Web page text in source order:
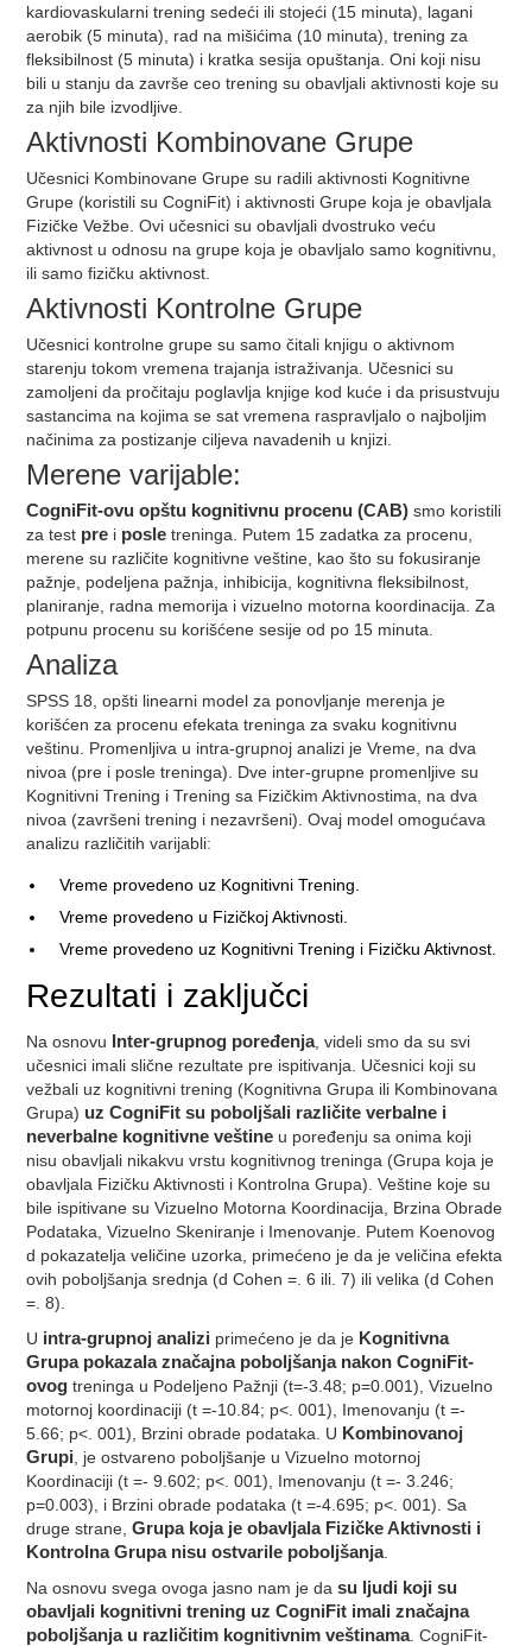
kardiovaskularni trening sedeći ili stojeći (15 minuta), lagani
aerobik (5 minuta), rad na mišićima (10 minuta), trening za
fleksibilnost (5 minuta) i kratka sesija opuštanja. Oni koji nisu
bili u stanju da završe ceo trening su obavljali aktivnosti koje su
za njih bile izvodljive.
Aktivnosti Kombinovane Grupe
Učesnici Kombinovane Grupe su radili aktivnosti Kognitivne
Grupe (koristili su CogniFit) i aktivnosti Grupe koja je obavljala
Fizičke Vežbe. Ovi učesnici su obavljali dvostruko veću
aktivnost u odnosu na grupe koja je obavljalo samo kognitivnu,
ili samo fizičku aktivnost.
Aktivnosti Kontrolne Grupe
Učesnici kontrolne grupe su samo čitali knjigu o aktivnom
starenju tokom vremena trajanja istraživanja. Učesnici su
zamoljeni da pročitaju poglavlja knjige kod kuće i da prisustvuju
sastancima na kojima se sat vremena raspravljalo o najboljim
načinima za postizanje ciljeva navadenih u knjizi.
Merene varijable:
CogniFit-ovu opštu kognitivnu procenu (CAB) smo koristili
za test pre i posle treninga. Putem 15 zadatka za procenu,
merene su različite kognitivne veštine, kao što su fokusiranje
pažnje, podeljena pažnja, inhibicija, kognitivna fleksibilnost,
planiranje, radna memorija i vizuelno motorna koordinacija. Za
potpunu procenu su korišćene sesije od po 15 minuta.
Analiza
SPSS 18, opšti linearni model za ponovljanje merenja je
korišćen za procenu efekata treninga za svaku kognitivnu
veštinu. Promenljiva u intra-grupnoj analizi je Vreme, na dva
nivoa (pre i posle treninga). Dve inter-grupne promenljive su
Kognitivni Trening i Trening sa Fizičkim Aktivnostima, na dva
nivoa (završeni trening i nezavršeni). Ovaj model omogućava
analizu različitih varijabli:
Vreme provedeno uz Kognitivni Trening.
Vreme provedeno u Fizičkoj Aktivnosti.
Vreme provedeno uz Kognitivni Trening i Fizičku Aktivnost.
Rezultati i zaključci
Na osnovu Inter-grupnog poređenja, videli smo da su svi
učesnici imali slične rezultate pre ispitivanja. Učesnici koji su
vežbali uz kognitivni trening (Kognitivna Grupa ili Kombinovana
Grupa) uz CogniFit su poboljšali različite verbalne i
neverbalne kognitivne veštine u poređenju sa onima koji
nisu obavljali nikakvu vrstu kognitivnog treninga (Grupa koja je
obavljala Fizičku Aktivnosti i Kontrolna Grupa). Veštine koje su
bile ispitivane su Vizuelno Motorna Koordinacija, Brzina Obrade
Podataka, Vizuelno Skeniranje i Imenovanje. Putem Koenovog
d pokazatelja veličine uzorka, primećeno je da je veličina efekta
ovih poboljšanja srednja (d Cohen =. 6 ili. 7) ili velika (d Cohen
=. 8).
U intra-grupnoj analizi primećeno je da je Kognitivna
Grupa pokazala značajna poboljšanja nakon CogniFit-
ovog treninga u Podeljeno Pažnji (t=-3.48; p=0.001), Vizuelno
motornoj koordinaciji (t =-10.84; p<. 001), Imenovanju (t =-
5.66; p<. 001), Brzini obrade podataka. U Kombinovanoj
Grupi , je ostvareno poboljšanje u Vizuelno motornoj
Koordinaciji (t =- 9.602; p<. 001), Imenovanju (t =- 3.246;
p=0.003), i Brzini obrade podataka (t =-4.695; p<. 001). Sa
druge strane,Grupa koja je obavljala Fizičke Aktivnosti i
Kontrolna Grupa nisu ostvarile poboljšanja.
Na osnovu svega ovoga jasno nam je dasu ljudi koji su
obavljali kognitivni trening uz CogniFit imali značajna
poboljšanja u različitim kognitivnim veštinama. CogniFit-